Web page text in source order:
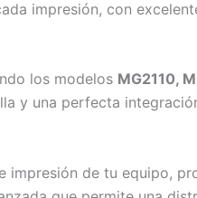
impresión, con
los modelos MG2110,
y una perfecta
impresión de tu equipo,